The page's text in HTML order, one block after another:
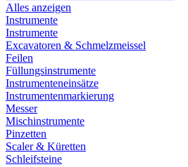
Alles anzeigen
Instrumente
Instrumente
Excavatoren & Schmelzmeissel
Feilen
Füllungsinstrumente
Instrumenteneinsätze
Instrumentenmarkierung
Messer
Mischinstrumente
Pinzetten
Scaler & Küretten
Schleifsteine